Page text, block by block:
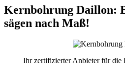
Kernbohrung Daillon:
sägen nach Maß!
Ihr zertifizierter Anbieter für die